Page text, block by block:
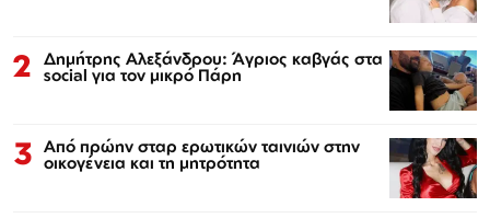
2 Δημήτρης Αλεξάνδρου: Άγριος καβγάς στα
social για τον μικρό Πάρη
3 Από πρώην σταρ ερωτικών ταινιών στην
οικογένεια και τη μητρότητα